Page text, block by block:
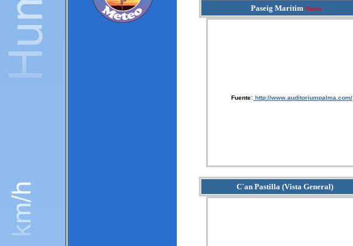
Paseig Marítim Nueva
Fuente: http://www.auditoriumpalma.com/
C´an Pastilla (Vista General)